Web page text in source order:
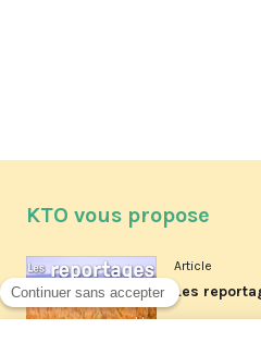
KTO vous propose
Article
Les